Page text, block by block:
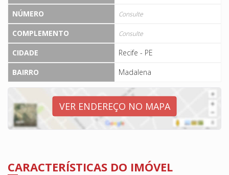
NÚMERO Consulte
COMPLEMENTO Consulte
CIDADE
Recife - PE
BAIRRO
Madalena
VER ENDEREÇO NO MAPA
CARACTERÍSTICAS DO IMÓVEL